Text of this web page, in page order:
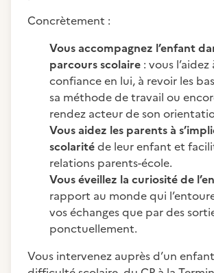
Concrètement :
Vous accompagnez l’enfant
parcours scolaire : vous
confiance en lui, à revoir les
sa méthode de travail ou
rendez acteur de son
Vous aidez les parents à
scolaritéde leur enfant et
relations parents-école.
Vous éveillez la curiosité de
rapport au monde qui
vos échanges que par des
ponctuellement.
Vous intervenez auprès d’un